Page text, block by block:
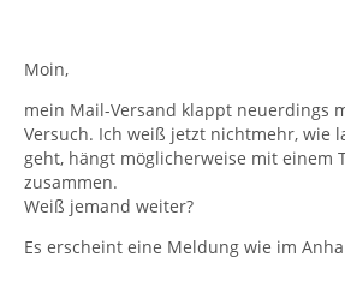
Moin,
mein Mail-Versand klappt neuerdings
Versuch. Ich weiß jetzt nichtmehr, wie
geht, hängt möglicherweise mit einem
zusammen.
Weiß jemand weiter?
Es erscheint eine Meldung wie im